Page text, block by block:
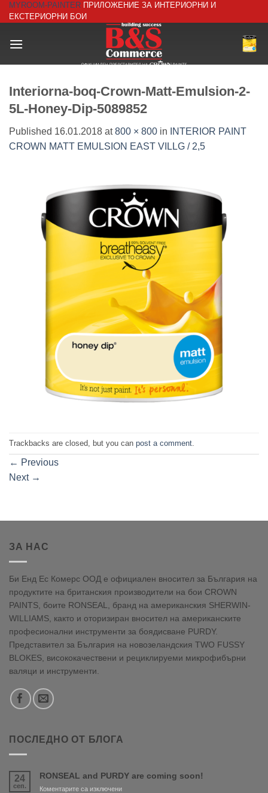
Skip
to
MYROOM-PAINTER ПРИЛОЖЕНИЕ ЗА ИНТЕРИОРНИ И
ЕКСТЕРИОРНИ БОИ
Interiorna-boq-Crown-Matt-Emulsion-2-
5L-Honey-Dip-5089852
Published 16.01.2018 at800 × 800 in
INTERIOR PAINT
CROWN MATT EMULSION EAST VILLG / 2,5
Trackbacks are closed, but you can post a comment
← Previous
Next →
ЗА НАС
Би Енд Ес Комерс ООД е официален вносител за България на
продуктите на британския производители на бои CROWN
PAINTS, боите RONSEAL, бранд на американския SHERWIN-
WILLIAMS, както и оторизиран вносител на американските
професионални инструменти за боядисване PURDY.
Представител за България на новозеландския TWO FUSSY
BLOKES, висококачествени и рециклируеми микрофибърни
валяци и инструменти.
ПОСЛЕДНО ОТ БЛОГА
24
сеп.
RONSEAL and PURDY are coming soon!
Коментарите са изключениза